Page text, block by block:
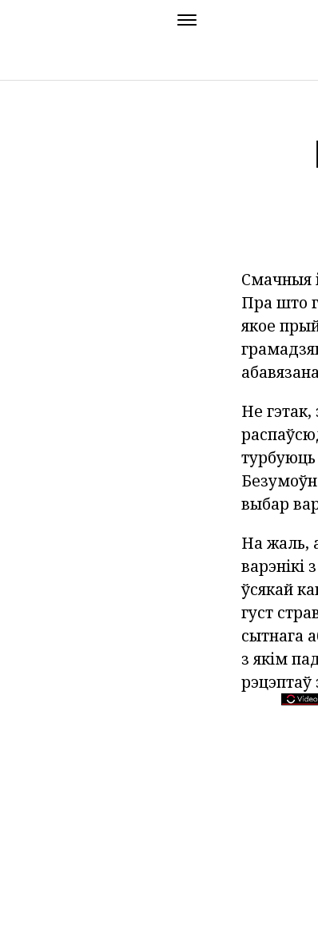
Смачныя
Пра што
якое
Не
выбар
На жаль,
варэнікі
ўсякай
густ
сытнага
з якім